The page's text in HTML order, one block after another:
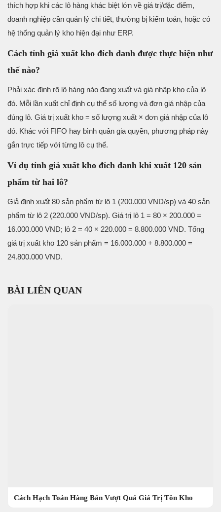
thích hợp khi các lô hàng khác biệt lớn về giá trị/đặc điểm,
doanh nghiệp cần quản lý chi tiết, thường bị kiểm toán, hoặc có
hệ thống quản lý kho hiện đại như ERP.
Cách tính giá xuất kho đích danh được thực hiện như
thế nào?
Phải xác định rõ lô hàng nào đang xuất và giá nhập kho của lô
đó. Mỗi lần xuất chỉ định cụ thể số lượng và đơn giá nhập của
đúng lô. Giá trị xuất kho = số lượng xuất × đơn giá nhập của lô
đó. Khác với FIFO hay bình quân gia quyền, phương pháp này
gắn trực tiếp với từng lô cụ thể.
Ví dụ tính giá xuất kho đích danh khi xuất 120 sản
phẩm từ hai lô?
Giả định xuất 80 sản phẩm từ lô 1 (200.000 VND/sp) và 40 sản
phẩm từ lô 2 (220.000 VND/sp). Giá trị lô 1 = 80 × 200.000 =
16.000.000 VND; lô 2 = 40 × 220.000 = 8.800.000 VND. Tổng
giá trị xuất kho 120 sản phẩm = 16.000.000 + 8.800.000 =
24.800.000 VND.
BÀI LIÊN QUAN
Cách Hạch Toán Hàng Bán Vượt Quá Giá Trị Tồn Kho